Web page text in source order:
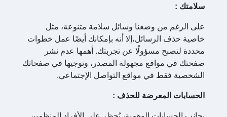
سلامتك :
على الرغم من وضعنا وسائل سلامة متنوعة، مثل
خاصية حذف الرسائل،إلا أنه بإمكانك أيضًا عمل خطوات
محددة لتصبح مسؤولًا عن تجربتك. أهمها عدم نشر
صفحتك في مواقع مجهولة المصدر، وتوجيها في صفحاتك
الشخصية فقط في مواقع التواصل الإجتماعي.
الحسابات المعرضة للحذف :